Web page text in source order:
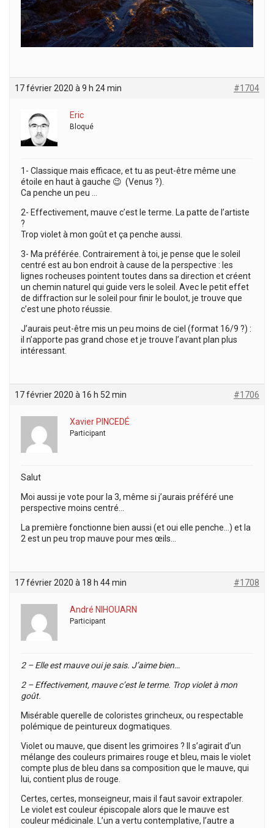
17 février 2020 à 9 h 24 min #1704
Eric
Bloqué
1- Classique mais efficace, et tu as peut-être même une
étoile en haut à gauche 😉 (Venus ?).
Ca penche un peu …
2- Effectivement, mauve c’est le terme. La patte de l’artiste
?
Trop violet à mon goût et ça penche aussi.
3- Ma préférée. Contrairement à toi, je pense que le soleil
centré est au bon endroit à cause de la perspective : les
lignes rocheuses pointent toutes dans sa direction et créent
un chemin naturel qui guide vers le soleil. Avec le petit effet
de diffraction sur le soleil pour finir le boulot, je trouve que
c’est une photo réussie.
J’aurais peut-être mis un peu moins de ciel (format 16/9 ?) :
il n’apporte pas grand chose et je trouve l’avant plan plus
intéressant.
17 février 2020 à 16 h 52 min #1706
Xavier PINCEDÉ
Participant
Salut
Moi aussi je vote pour la 3, même si j’aurais préféré une
perspective moins centré…
La première fonctionne bien aussi (et oui elle penche…) et la
2 est un peu trop mauve pour mes œils…
17 février 2020 à 18 h 44 min #1708
André NIHOUARN
Participant
2 – Elle est mauve oui je sais. J’aime bien…
2 – Effectivement, mauve c’est le terme. Trop violet à mon
goût.
Misérable querelle de coloristes grincheux, ou respectable
polémique de peintureux dogmatiques.
Violet ou mauve, que disent les grimoires ? Il s’agirait d’un
mélange des couleurs primaires rouge et bleu, mais le violet
compte plus de bleu dans sa composition que le mauve, qui
lui, contient plus de rouge.
Certes, certes, monseigneur, mais il faut savoir extrapoler.
Le violet est couleur épiscopale alors que le mauve est
couleur médicinale. L’un a vertu contemplative, l’autre a